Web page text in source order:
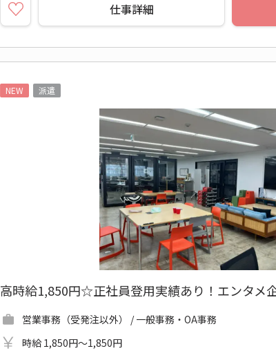
仕事詳細
NEW 派遣
高時給1,850円☆正社員登用実績あり！エンタメ
営業事務（受発注以外） / 一般事務・OA事務
時給 1,850円～1,850円